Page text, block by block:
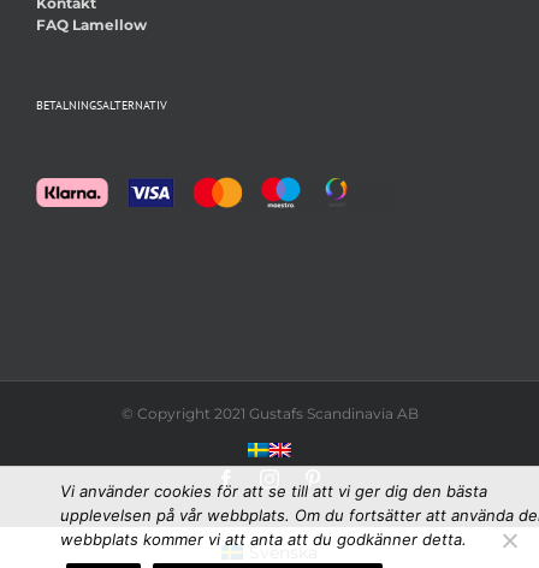
FAQ Lamellow
BETALNINGSALTERNATIV
© Copyright 2021 Gustafs Scandinavia AB
Svenska
Vi använder cookies för att se till att vi ger dig den bästa
upplevelsen på vår webbplats. Om du fortsätter att använda
webbplats kommer vi att anta att du godkänner detta.